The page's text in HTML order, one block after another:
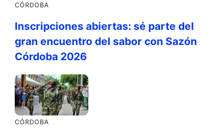
CÓRDOBA
Inscripciones abiertas: sé parte del
gran encuentro del sabor con Sazón
Córdoba 2026
CÓRDOBA